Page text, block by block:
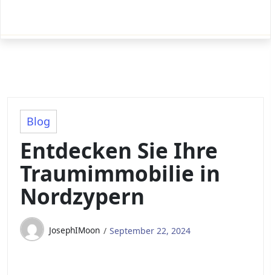
Blog
Entdecken Sie Ihre
Traumimmobilie in
Nordzypern
JosephIMoon September 22, 2024